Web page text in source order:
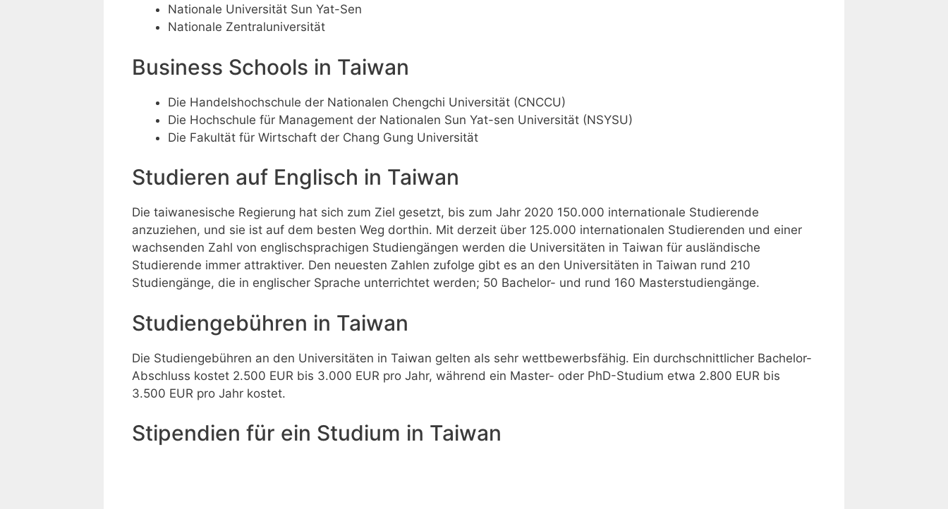
Nationale Universität Sun Yat-Sen
Nationale Zentraluniversität
Business Schools in Taiwan
Die Handelshochschule der Nationalen Chengchi Universität (CNCCU)
Die Hochschule für Management der Nationalen Sun Yat-sen Universität (NSYSU)
Die Fakultät für Wirtschaft der Chang Gung Universität
Studieren auf Englisch in Taiwan
Die taiwanesische Regierung hat sich zum Ziel gesetzt, bis zum Jahr 2020 150.000 internationale Studierende
anzuziehen, und sie ist auf dem besten Weg dorthin. Mit derzeit über 125.000 internationalen Studierenden und einer
wachsenden Zahl von englischsprachigen Studiengängen werden die Universitäten in Taiwan für ausländische
Studierende immer attraktiver. Den neuesten Zahlen zufolge gibt es an den Universitäten in Taiwan rund 210
Studiengänge, die in englischer Sprache unterrichtet werden; 50 Bachelor- und rund 160 Masterstudiengänge.
Studiengebühren in Taiwan
Die Studiengebühren an den Universitäten in Taiwan gelten als sehr wettbewerbsfähig. Ein durchschnittlicher Bachelor-
Abschluss kostet 2.500 EUR bis 3.000 EUR pro Jahr, während ein Master- oder PhD-Studium etwa 2.800 EUR bis
3.500 EUR pro Jahr kostet.
Stipendien für ein Studium in Taiwan